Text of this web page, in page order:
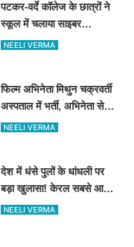
पटकर-वर्दे कॉलेज के छात्रों ने
स्कूल में चलाया साइबर
जागरूकता अभियान, डिजिटल
NEELI VERMA
फिल्म अभिनेता मिथुन चक्रवर्ती
अस्पताल में भर्ती, अभिनेता से
मिले CM शुभेंदु अधिकारी
NEELI VERMA
देश में धंसे पुलों के धांधली पर
बड़ा खुलासा! केरल सबसे आगे,
तेलंगाना में ठेकेदार पर ₹134
NEELI VERMA